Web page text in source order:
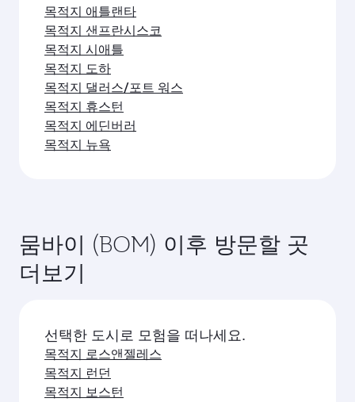
목적지 애틀랜타
목적지 샌프란시스코
목적지 시애틀
목적지 도하
목적지 댈러스/포트 워스
목적지 휴스턴
목적지 에딘버러
목적지 뉴욕
뭄바이 (BOM) 이후 방문할 곳
더보기
선택한 도시로 모험을 떠나세요.
목적지 로스앤젤레스
목적지 런던
목적지 보스턴